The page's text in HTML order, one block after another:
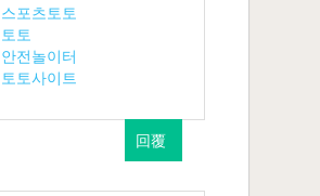
스포츠토토
토토
안전놀이터
토토사이트
回覆